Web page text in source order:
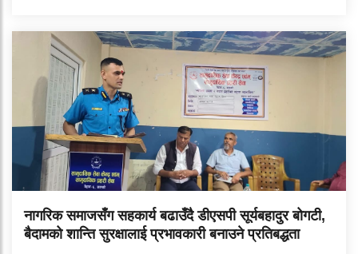
नागरिक समाजसँग सहकार्य बढाउँदै डीएसपी सूर्यबहादुर बोगटी,
बैदामको शान्ति सुरक्षालाई प्रभावकारी बनाउने प्रतिबद्धता